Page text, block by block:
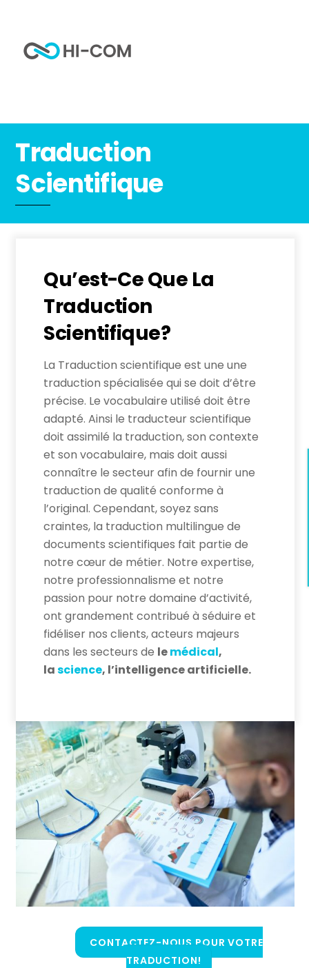
content
Traduction
Scientifique
Qu’est-Ce Que La
Traduction
Scientifique?
La Traduction scientifique est une une
traduction spécialisée qui se doit d’être
précise. Le vocabulaire utilisé doit être
adapté. Ainsi le traducteur scientifique
doit assimilé la traduction, son contexte
et son vocabulaire, mais doit aussi
connaître le secteur afin de fournir une
traduction de qualité conforme à
l’original. Cependant, soyez sans
craintes, la traduction multilingue de
documents scientifiques fait partie de
notre cœur de métier. Notre expertise,
notre professionnalisme et notre
passion pour notre domaine d’activité,
ont grandement contribué à séduire et
fidéliser nos clients, acteurs majeurs
dans les secteurs de lemédical,
lascience, l’intelligence artificielle.
CONTACTEZ-NOUS POUR VOTRE
TRADUCTION!